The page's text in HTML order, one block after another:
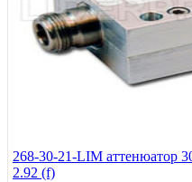
268-30-21-LIM аттенюатор
2.92 (f)